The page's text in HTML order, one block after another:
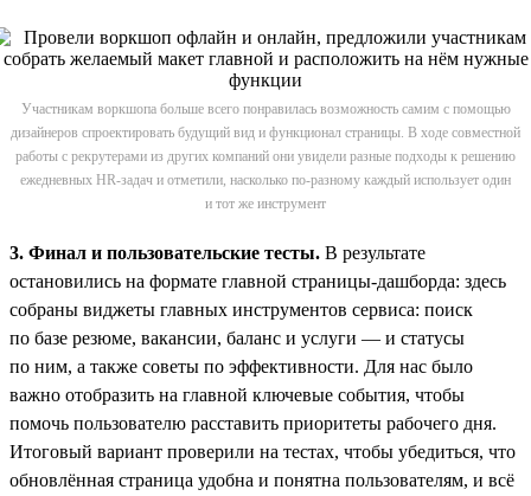
Участникам воркшопа больше всего понравилась возможность самим с помощью
дизайнеров спроектировать будущий вид и функционал страницы. В ходе совместной
работы с рекрутерами из других компаний они увидели разные подходы к решению
ежедневных HR-задач и отметили, насколько по-разному каждый использует один
и тот же инструмент
3. Финал и пользовательские тесты. В результате
остановились на формате главной страницы-дашборда: здесь
собраны виджеты главных инструментов сервиса: поиск
по базе резюме, вакансии, баланс и услуги — и статусы
по ним, а также советы по эффективности. Для нас было
важно отобразить на главной ключевые события, чтобы
помочь пользователю расставить приоритеты рабочего дня.
Итоговый вариант проверили на тестах, чтобы убедиться, что
обновлённая страница удобна и понятна пользователям, и всё